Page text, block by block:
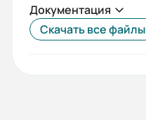
Документация
Скачать все файлы